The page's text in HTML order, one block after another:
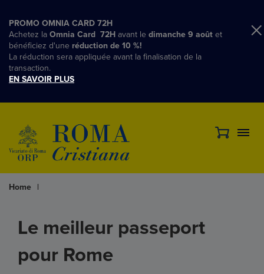
PROMO OMNIA CARD 72H
Achetez la Omnia Card 72H avant le dimanche 9 août et
bénéficiez d'une réduction de 10 %!
La réduction sera appliquée avant la finalisation de la
transaction.
EN SAVOIR PLUS
Home |
Le meilleur passeport
pour Rome